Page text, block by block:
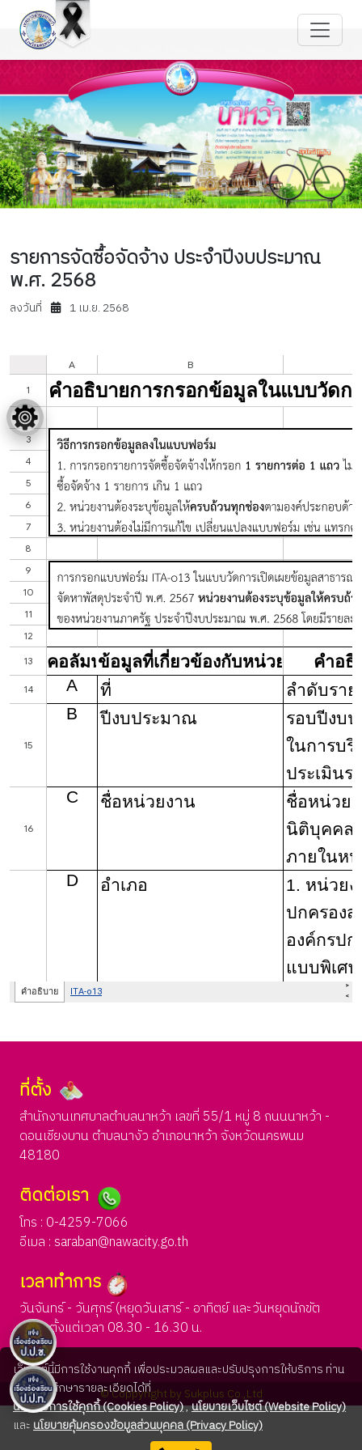
รายการจัดซื้อจัดจ้าง ประจำปีงบประมาณ
พ.ศ. 2568
ลงวันที่ 1 เม.ย. 2568
ที่ตั้ง
สำนักงานเทศบาลตำบลนาหว้า เลขที่ 55/1 หมู่ 8 ถนนนาหว้า -
ดอนเชียงบาน ตำบลนางัว อำเภอนาหว้า จังหวัดนครพนม
48180
ติดต่อเรา
โทร : 0-4259-7066
อีเมล : saraban@nawacity.go.th
เวลาทำการ
วันจันทร์ - วันศุกร์ (หยุดวันเสาร์ - อาทิตย์ และวันหยุดนักขัต
ฤกษ์) ตั้งแต่เวลา 08.30 - 16.30 น.
© Coppyright by Sukplus Co.,Ltd
เว็บไซต์นี้มีการใช้งานคุกกี้ เพื่อประมวลผลและปรับปรุงการให้บริการ ท่าน
สามารถศึกษารายละเอียดได้ที่
นโยบายการใช้คุกกี้ (Cookies Policy),นโยบายเว็บไซต์ (Website Policy)
และนโยบายคุ้มครองข้อมูลส่วนบุคคล (Privacy Policy)